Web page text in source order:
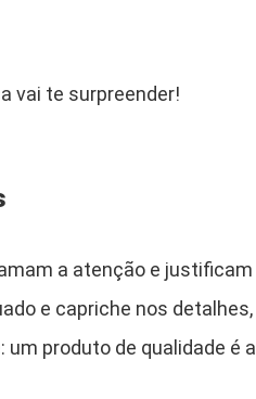
vai te surpreender!
a atenção e justificam
e capriche nos detalhes,
produto de qualidade é a